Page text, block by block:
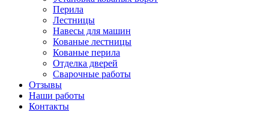
Перила
Лестницы
Навесы для машин
Кованые лестницы
Кованые перила
Отделка дверей
Сварочные работы
Отзывы
Наши работы
Контакты